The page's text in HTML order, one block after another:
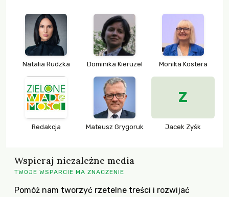
Natalia Rudzka Dominika Kieruzel Monika Kostera
Redakcja Mateusz Grygoruk
Z
Jacek Zyśk
Wspieraj niezależne media
TWOJE WSPARCIE MA ZNACZENIE
Pomóż nam tworzyć rzetelne treści i rozwijać